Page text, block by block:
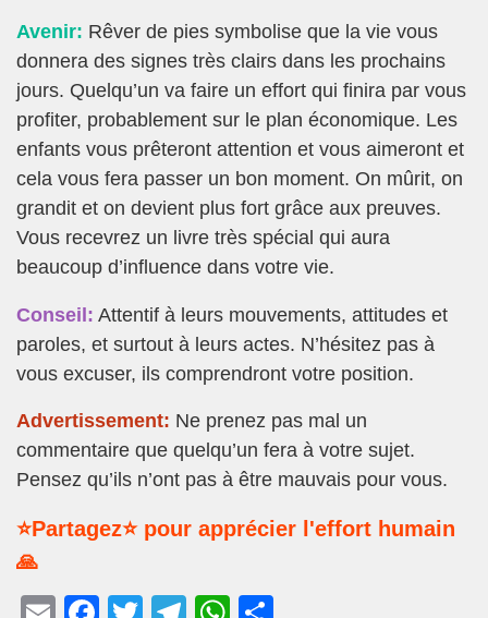
Avenir: Rêver de pies symbolise que la vie vous
donnera des signes très clairs dans les prochains
jours. Quelqu’un va faire un effort qui finira par vous
profiter, probablement sur le plan économique. Les
enfants vous prêteront attention et vous aimeront et
cela vous fera passer un bon moment. On mûrit, on
grandit et on devient plus fort grâce aux preuves.
Vous recevrez un livre très spécial qui aura
beaucoup d’influence dans votre vie.
Conseil: Attentif à leurs mouvements, attitudes et
paroles, et surtout à leurs actes. N’hésitez pas à
vous excuser, ils comprendront votre position.
Advertissement: Ne prenez pas mal un
commentaire que quelqu’un fera à votre sujet.
Pensez qu’ils n’ont pas à être mauvais pour vous.
⭐Partagez⭐ pour apprécier l'effort humain
🙏